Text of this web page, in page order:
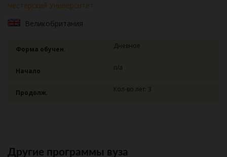
Честерский Университет
Великобритания
Форма обучен. Дневное
Начало n/a
Продолж. Кол-во лет: 3
Другие программы вуза